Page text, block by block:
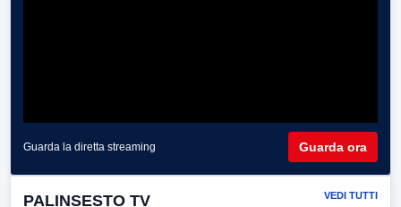
Guarda la diretta streaming Guarda ora
PALINSESTO TV VEDI TUTTI